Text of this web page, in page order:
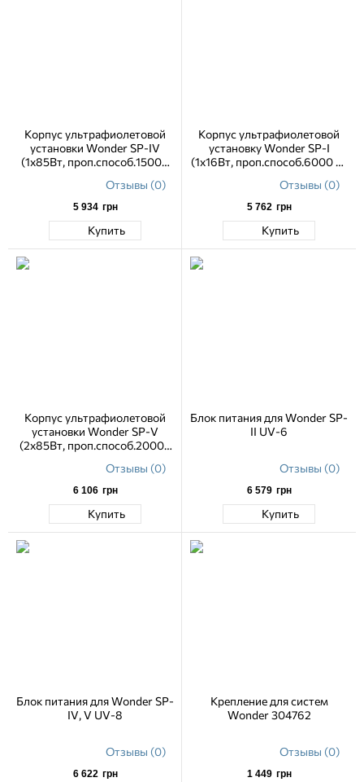
Корпус ультрафиолетовой
установки Wonder SP-IV
(1х85Вт, проп.способ.15000
Отзывы (0)
5 934 грн
Купить
Корпус ультрафиолетовой
установку Wonder SP-I
(1х16Вт, проп.способ.6000 л/
Отзывы (0)
5 762 грн
Купить
Корпус ультрафиолетовой
установки Wonder SP-V
(2х85Вт, проп.способ.20000
Отзывы (0)
6 106 грн
Купить
Блок питания для Wonder SP-
II UV-6
Отзывы (0)
6 579 грн
Купить
Блок питания для Wonder SP-
IV, V UV-8
Отзывы (0)
6 622 грн
Крепление для систем
Wonder 304762
Отзывы (0)
1 449 грн